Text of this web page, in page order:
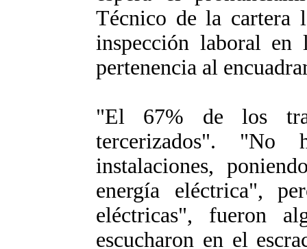
Técnico de la cartera
inspección laboral en
pertenencia al
"El 67% de los
tercerizados". "No
instalaciones,
energía eléctrica",
eléctricas", fueron
escucharon en el